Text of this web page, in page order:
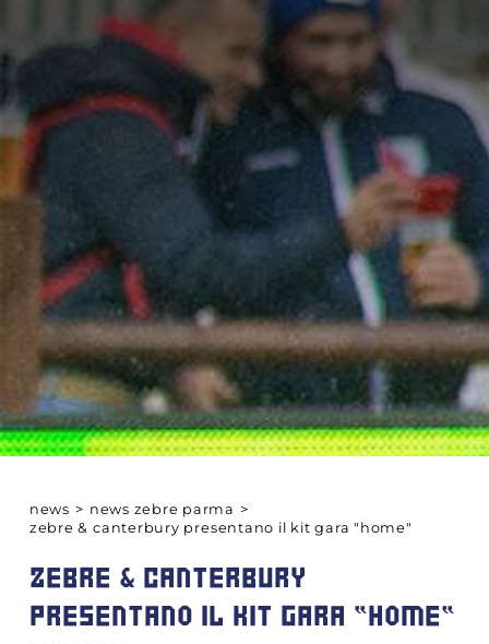
news > news zebre parma >
zebre & canterbury presentano il kit gara "home"
ZEBRE & CANTERBURY
PRESENTANO IL KIT GARA "HOME"